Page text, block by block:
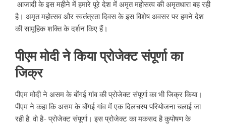
आजादी के इस महीने में हमारे पूरे देश में अमृत महोसत्व की अमृतधारा बह रही
है। अमृत महोत्सव और स्वतंत्रता दिवस के इस विशेष अवसर पर हमने देश
की सामूहिक शक्ति के दर्शन किए हैं।
पीएम मोदी ने किया प्रोजेक्ट संपूर्णा का
जिक्र
पीएम मोदी ने असम के बोंगई गांव की प्रोजेक्ट संपूर्णा का भी जिक्र किया।
पीएम ने कहा कि असम के बोंगई गांव में एक दिलचस्प परियोजना चलाई जा
रही है, वो है- प्रोजेक्ट संपूर्णा। इस प्रोजेक्ट का मकसद है कुपोषण के